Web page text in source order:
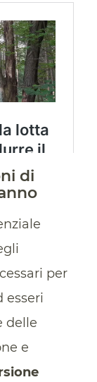
di
per
esseri
delle
e